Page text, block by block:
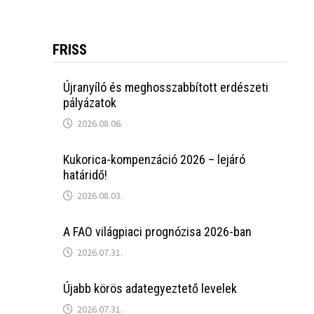
FRISS
Újranyíló és meghosszabbított erdészeti
pályázatok
2026.08.06.
Kukorica-kompenzáció 2026 – lejáró
határidő!
2026.08.03.
A FAO világpiaci prognózisa 2026-ban
2026.07.31.
Újabb körös adategyeztető levelek
2026.07.31.